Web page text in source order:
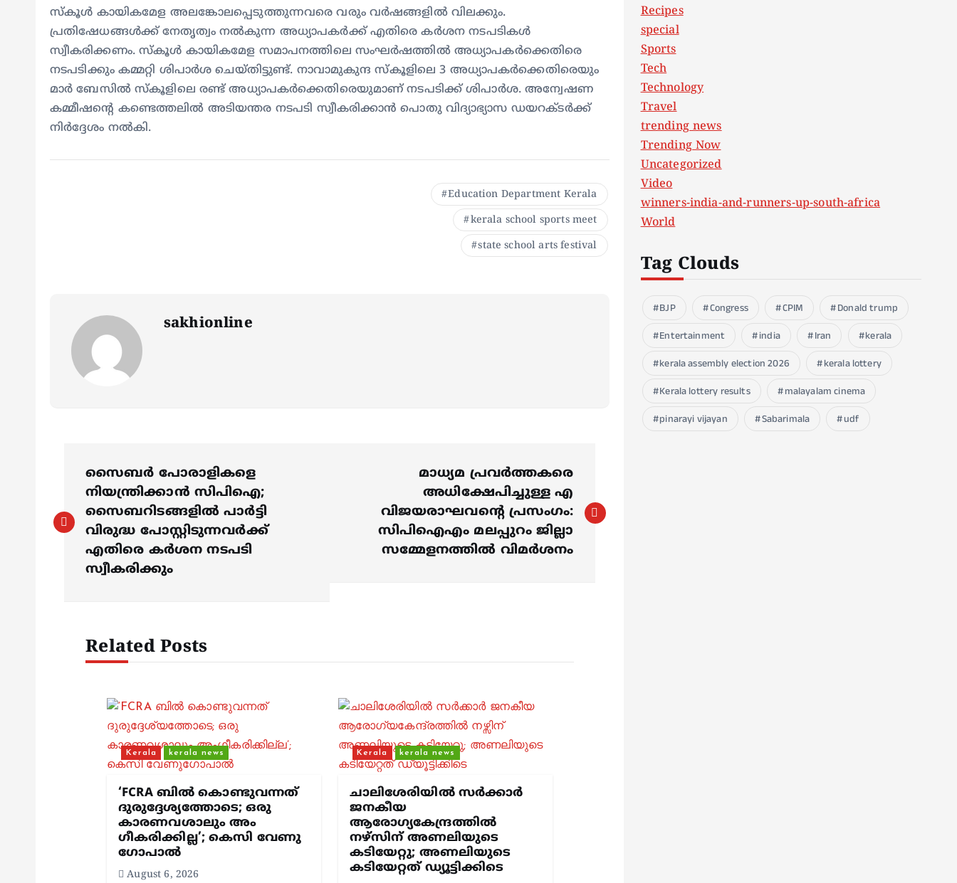
സ്‌കൂള്‍ കായികമേള അലങ്കോലപ്പെടുത്തുന്നവരെ വരും വര്‍ഷങ്ങളില്‍ വിലക്കും.
പ്രതിഷേധങ്ങള്‍ക്ക് നേതൃത്വം നല്‍കുന്ന അധ്യാപകര്‍ക്ക് എതിരെ കര്‍ശന നടപടികള്‍
സ്വീകരിക്കണം. സ്‌കൂള്‍ കായികമേള സമാപനത്തിലെ സംഘര്‍ഷത്തില്‍ അധ്യാപകര്‍ക്കെതിരെ
നടപടിക്കും കമ്മറ്റി ശിപാര്‍ശ ചെയ്തിട്ടുണ്ട്. നാവാമുകുന്ദ സ്‌കൂളിലെ 3 അധ്യാപകര്‍ക്കെതിരെയും
മാര്‍ ബേസില്‍ സ്‌കൂളിലെ രണ്ട് അധ്യാപകര്‍ക്കെതിരെയുമാണ് നടപടിക്ക് ശിപാര്‍ശ. അന്വേഷണ
കമ്മീഷന്റെ കണ്ടെത്തലില്‍ അടിയന്തര നടപടി സ്വീകരിക്കാന്‍ പൊതു വിദ്യാഭ്യാസ ഡയറക്ടര്‍ക്ക്
നിര്‍ദ്ദേശം നല്‍കി.
Education Department Kerala
kerala school sports meet
state school arts festival
sakhionline
o
s
സൈബര്‍ പോരാളികളെ
നിയന്ത്രിക്കാന്‍ സിപിഐ;
സൈബറിടങ്ങളില്‍ പാര്‍ട്ടി
വിരുദ്ധ പോസ്റ്റിടുന്നവര്‍ക്ക്
എതിരെ കര്‍ശന നടപടി
സ്വീകരിക്കും
മാധ്യമ പ്രവര്‍ത്തകരെ
അധിക്ഷേപിച്ചുള്ള എ
വിജയരാഘവന്റെ പ്രസംഗം:
സിപിഐഎം മലപ്പുറം ജില്ലാ
സമ്മേളനത്തില്‍ വിമര്‍ശനം
Related Posts
Kerala kerala news
‘FCRA ബിൽ കൊണ്ടുവന്നത്
ദുരുദ്ദേശ്യത്തോടെ; ഒരു
കാരണവശാലും അം​
ഗീകരിക്കില്ല’; കെസി വേണു​
ഗോപാൽ
August 6, 2026
Kerala kerala news
ചാലിശേരിയില്‍ സര്‍ക്കാര്‍
ജനകീയ
ആരോഗ്യകേന്ദ്രത്തില്‍
നഴ്സിന് അണലിയുടെ
കടിയേറ്റു; അണലിയുടെ
കടിയേറ്റത് ഡ്യൂട്ടിക്കിടെ
Recipes
special
Sports
Tech
Technology
Travel
trending news
Trending Now
Uncategorized
Video
winners-india-and-runners-up-south-africa
World
Tag Clouds
BJP Congress CPIM
Donald trump
Entertainment
india Iran
kerala
kerala assembly election 2026
kerala lottery
Kerala lottery results
malayalam cinema
pinarayi vijayan
Sabarimala udf